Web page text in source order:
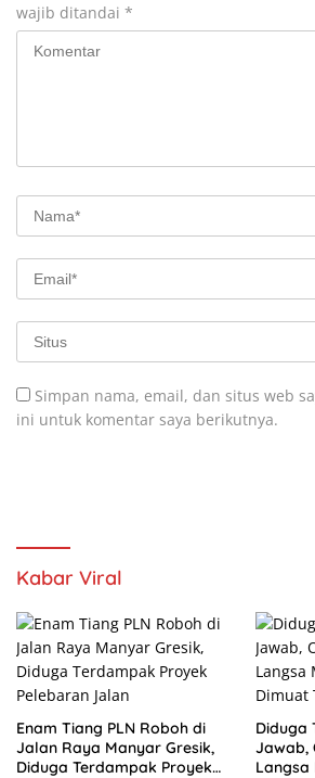
wajib ditandai *
Simpan nama, email, dan situs web
ini untuk komentar saya berikutnya.
Kabar Viral
Enam Tiang PLN Roboh di
Jalan Raya Manyar Gresik,
Diduga Terdampak Proyek
Diduga
Jawab,
Langsa